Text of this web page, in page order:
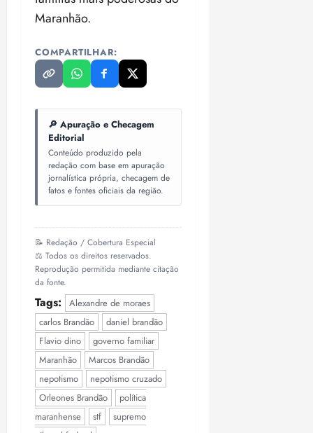
Maranhão.
COMPARTILHAR:
🔎 Apuração e Checagem
Editorial
Conteúdo produzido pela
redação com base em apuração
jornalística própria, checagem de
fatos e fontes oficiais da região.
📝 Redação / Cobertura Especial
⚖️ Todos os direitos reservados.
Reprodução permitida mediante citação
da fonte.
Tags:
Alexandre de moraes
carlos Brandão
daniel brandão
Flavio dino
governo familiar
Maranhão
Marcos Brandão
nepotismo
nepotismo cruzado
Orleones Brandão
política
maranhense
stf
supremo